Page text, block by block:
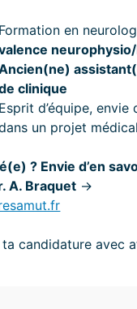
Formation en
neurophysio/
clinique
Esprit d’équipe, envie
un projet
? Envie d’en
A. Braquet →
ta candidature avec